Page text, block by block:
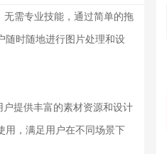
无需专业技能，通过简单的拖
随时随地进行图片处理和设
户提供丰富的素材资源和设计
用，满足用户在不同场景下